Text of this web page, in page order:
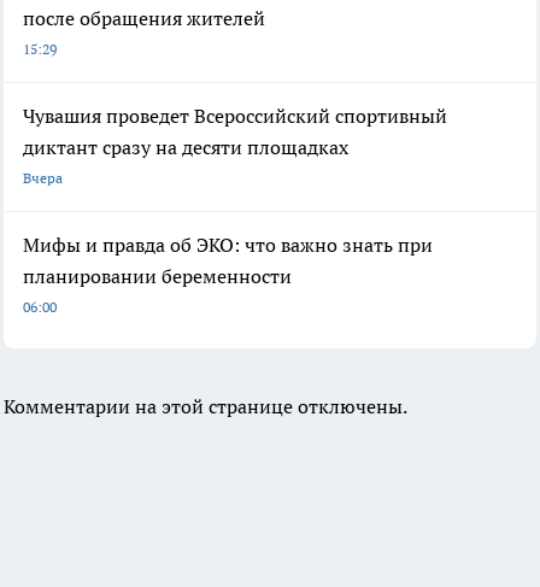
после обращения жителей
15:29
Чувашия проведет Всероссийский спортивный
диктант сразу на десяти площадках
Вчера
Мифы и правда об ЭКО: что важно знать при
планировании беременности
06:00
Комментарии на этой странице отключены.